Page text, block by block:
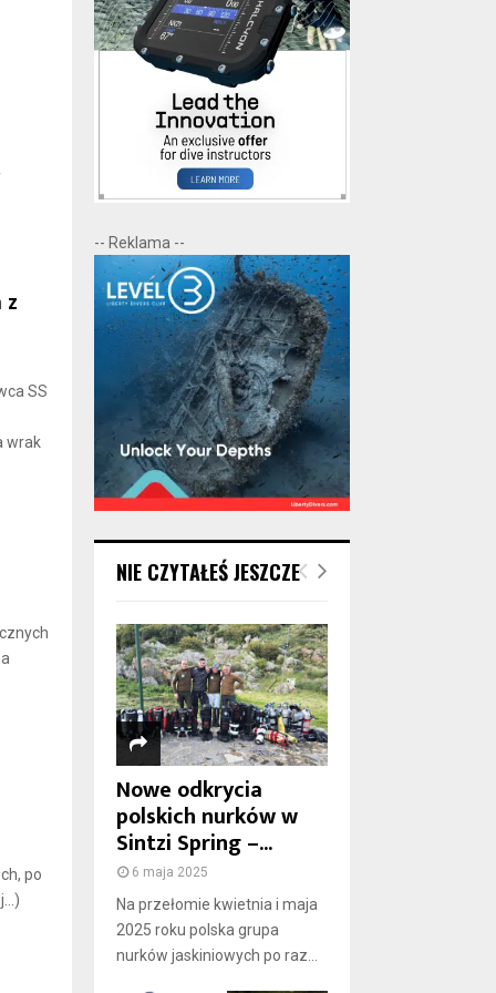
SS
wrak
po
-- Reklama --
NIE CZYTAŁEŚ JESZCZE
Nowe odkrycia
polskich nurków w
Sintzi Spring –...
6 maja 2025
Na przełomie kwietnia i maja
2025 roku polska grupa
nurków jaskiniowych po raz...